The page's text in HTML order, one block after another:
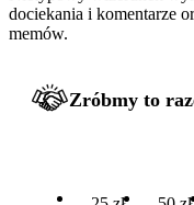
dociekania i komentarze
memów.
Zróbmy to